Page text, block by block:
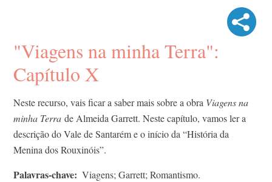
"Viagens na minha Terra":
Capítulo X
Neste recurso, vais ficar a saber mais sobre a obra Viagens na
minha Terra de Almeida Garrett. Neste capítulo, vamos ler a
descrição do Vale de Santarém e o início da “História da
Menina dos Rouxinóis”.
Palavras-chave Viagens; Garrett; Romantismo.